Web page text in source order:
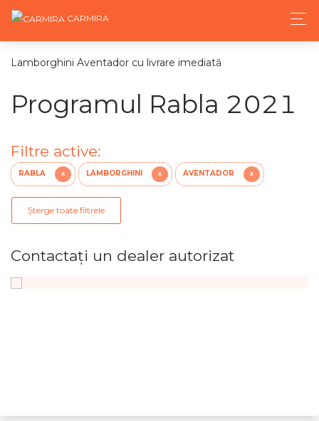
CARMIRA
Lamborghini Aventador cu livrare imediată
Programul Rabla 2021
Filtre active:
RABLA X LAMBORGHINI X AVENTADOR X
Șterge toate filtrele
Contactaţi un dealer autorizat